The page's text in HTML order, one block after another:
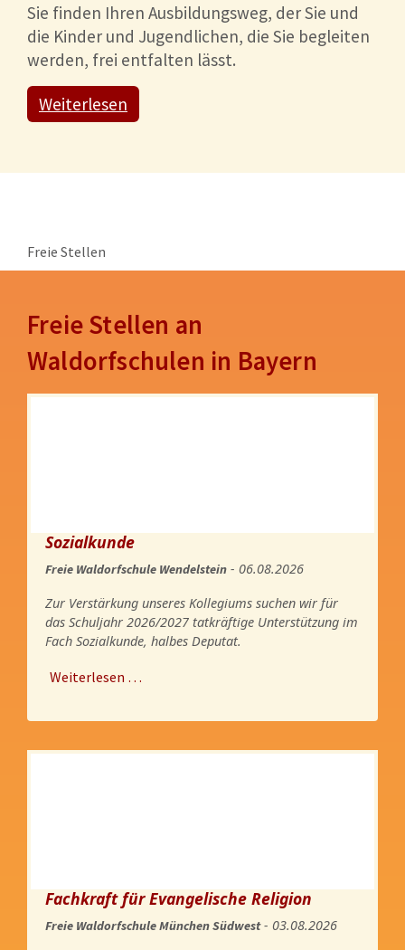
Sie finden Ihren Ausbildungsweg, der Sie und
die Kinder und Jugendlichen, die Sie begleiten
werden, frei entfalten lässt.
Weiterlesen
Freie Stellen
Freie Stellen an
Waldorfschulen in Bayern
Sozialkunde
Freie Waldorfschule Wendelstein - 06.08.2026
Zur Verstärkung unseres Kollegiums suchen wir für
das Schuljahr 2026/2027 tatkräftige Unterstützung im
Fach Sozialkunde, halbes Deputat.
Weiterlesen …
Fachkraft für Evangelische Religion
Freie Waldorfschule München Südwest- 03.08.2026